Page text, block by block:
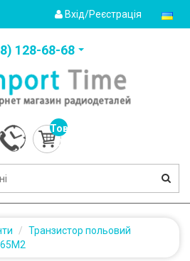
Вхід/Реєстрація
128-68-68
Товарів:
0
(0.0грн.)
Транзистор польовий